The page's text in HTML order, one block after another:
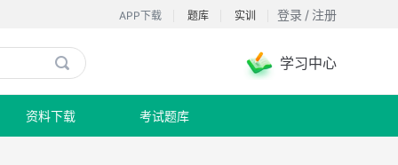
登录 / 注册
实训
题库
APP下载
 学习中心
资料下载 考试题库